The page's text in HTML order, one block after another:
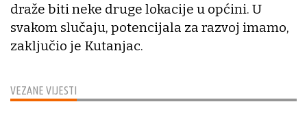
VEZANE VIJESTI
draže biti neke druge lokacije u općini. U
svakom slučaju, potencijala za razvoj imamo,
zaključio je Kutanjac.